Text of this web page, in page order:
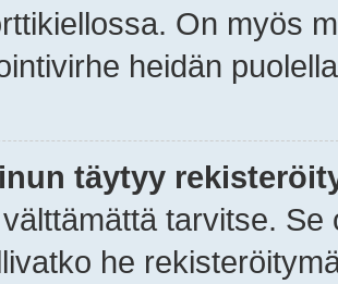
On myös
heidän
täytyy
tarvitse.
he